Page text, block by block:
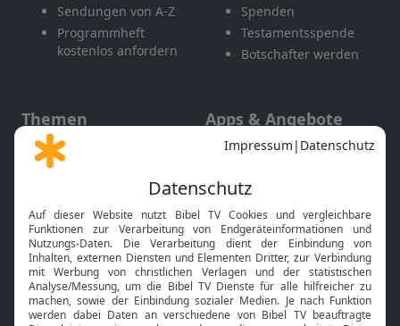
Sendungen von A-Z
Programmheft
kostenlos anfordern
Spenden
Testamentsspende
Botschafter werden
Themen
Gott und Bibel erklärt
Neuigkeiten
Apps & Angebote
Mobile App
Smart TV
HbbTV
Bibelthek Online-Bibel
Nächster Gottesdienst